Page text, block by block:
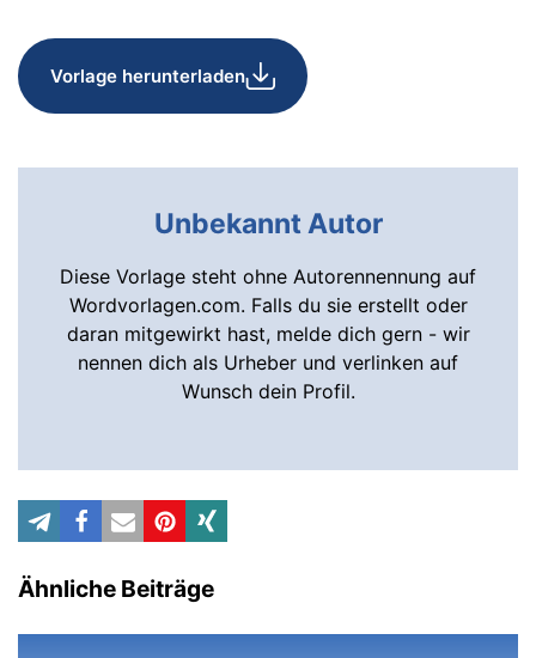
Vorlage herunterladen
Unbekannt Autor
Diese Vorlage steht ohne Autorennennung auf
Wordvorlagen.com. Falls du sie erstellt oder
daran mitgewirkt hast, melde dich gern - wir
nennen dich als Urheber und verlinken auf
Wunsch dein Profil.
Ähnliche Beiträge